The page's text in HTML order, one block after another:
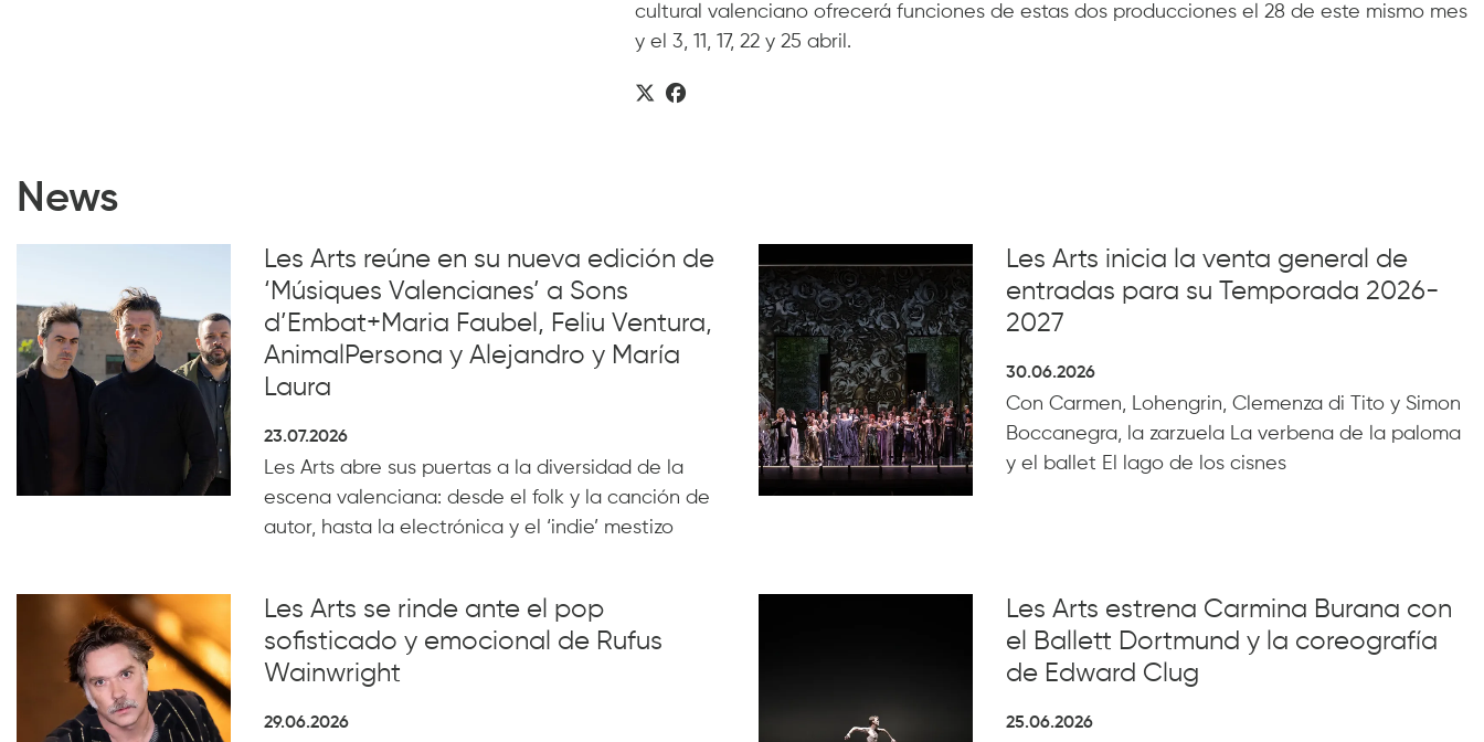
cultural valenciano ofrecerá funciones de estas dos producciones el 28 de este mismo mes
y el 3, 11, 17, 22 y 25 abril.
News
Les Arts reúne en su nueva edición de
‘Músiques Valencianes’ a Sons
d’Embat+Maria Faubel, Feliu Ventura,
AnimalPersona y Alejandro y María
Laura
23.07.2026
Les Arts abre sus puertas a la diversidad de la
escena valenciana: desde el folk y la canción de
autor, hasta la electrónica y el ‘indie’ mestizo
Les Arts inicia la venta general de
entradas para su Temporada 2026-
2027
30.06.2026
Con Carmen, Lohengrin, Clemenza di Tito y Simon
Boccanegra, la zarzuela La verbena de la paloma
y el ballet El lago de los cisnes
Les Arts se rinde ante el pop
sofisticado y emocional de Rufus
Wainwright
29.06.2026
Les Arts estrena Carmina Burana con
el Ballett Dortmund y la coreografía
de Edward Clug
25.06.2026